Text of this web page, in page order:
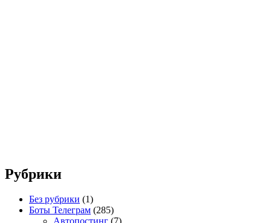
Рубрики
Без рубрики (1)
Боты Телеграм (285)